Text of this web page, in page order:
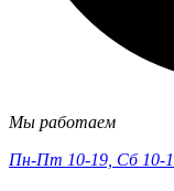
Мы работаем
Пн-Пт 10-19, Сб 10-